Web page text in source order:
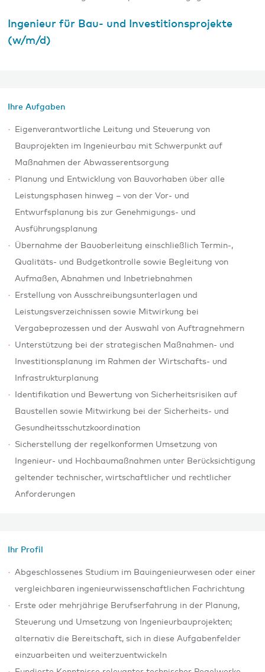
Ingenieur für Bau- und Investitionsprojekte
(w/m/d)
Ihre Aufgaben
Eigenverantwortliche Leitung und Steuerung von
Bauprojekten im Ingenieurbau mit Schwerpunkt auf
Maßnahmen der Abwasserentsorgung
Planung und Entwicklung von Bauvorhaben über alle
Leistungsphasen hinweg – von der Vor- und
Entwurfsplanung bis zur Genehmigungs- und
Ausführungsplanung
Übernahme der Bauoberleitung einschließlich Termin-,
Qualitäts- und Budgetkontrolle sowie Begleitung von
Aufmaßen, Abnahmen und Inbetriebnahmen
Erstellung von Ausschreibungsunterlagen und
Leistungsverzeichnissen sowie Mitwirkung bei
Vergabeprozessen und der Auswahl von Auftragnehmern
Unterstützung bei der strategischen Maßnahmen- und
Investitionsplanung im Rahmen der Wirtschafts- und
Infrastrukturplanung
Identifikation und Bewertung von Sicherheitsrisiken auf
Baustellen sowie Mitwirkung bei der Sicherheits- und
Gesundheitsschutzkoordination
Sicherstellung der regelkonformen Umsetzung von
Ingenieur- und Hochbaumaßnahmen unter Berücksichtigung
geltender technischer, wirtschaftlicher und rechtlicher
Anforderungen
Ihr Profil
Abgeschlossenes Studium im Bauingenieurwesen oder einer
vergleichbaren ingenieurwissenschaftlichen Fachrichtung
Erste oder mehrjährige Berufserfahrung in der Planung,
Steuerung und Umsetzung von Ingenieurbauprojekten;
alternativ die Bereitschaft, sich in diese Aufgabenfelder
einzuarbeiten und weiterzuentwickeln